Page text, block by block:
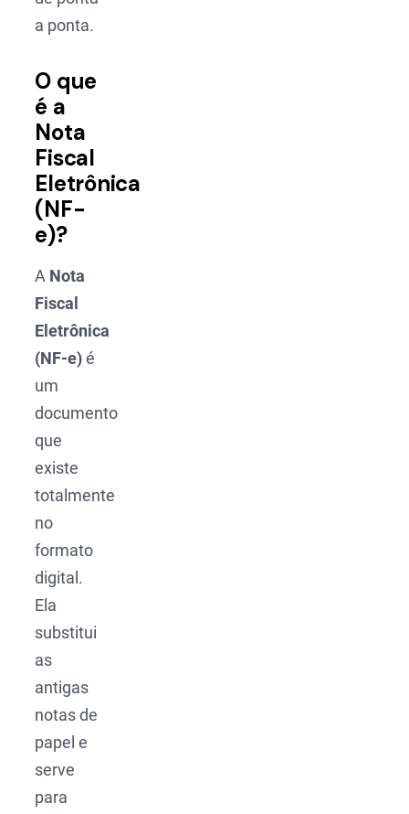
a ponta.
O que
é a
Nota
Fiscal
Eletrônica
(NF-
e)?
A Nota
Fiscal
Eletrônica
(NF-e)é
um
documento
que
existe
totalmente
no
formato
digital.
Ela
substitui
as
antigas
notas de
papel e
serve
para